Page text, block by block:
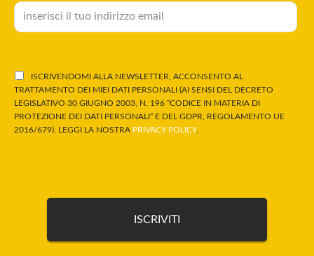
ISCRIVENDOMI ALLA NEWSLETTER, ACCONSENTO AL
TRATTAMENTO DEI MIEI DATI PERSONALI (AI SENSI DEL DECRETO
LEGISLATIVO 30 GIUGNO 2003, N. 196 “CODICE IN MATERIA DI
PROTEZIONE DEI DATI PERSONALI” E DEL GDPR, REGOLAMENTO UE
2016/679). LEGGI LA NOSTRA PRIVACY POLICY.